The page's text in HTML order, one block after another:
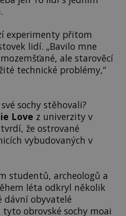
experimenty přitom
lidí. „Bavilo mne
ale starověcí
technické problémy,“
sochy stěhovali?
Love z univerzity v
že ostrované
vybudovaných v
studentů, archeologů a
léta odkryl několik
dávní obyvatelé
obrovské sochy moai